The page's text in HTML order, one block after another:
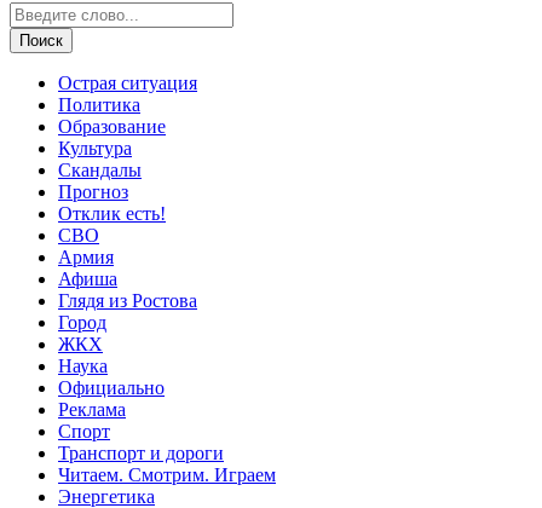
Острая ситуация
Политика
Образование
Культура
Скандалы
Прогноз
Отклик есть!
СВО
Армия
Афиша
Глядя из Ростова
Город
ЖКХ
Наука
Официально
Реклама
Спорт
Транспорт и дороги
Читаем. Смотрим. Играем
Энергетика